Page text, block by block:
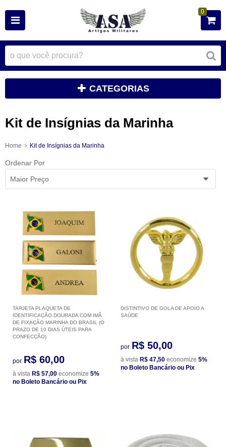
0
CATEGORIAS
Kit de Insígnias da Marinha
Home Kit de Insígnias da Marinha
Ordenar Por
Maior Preço
TARJETA PLAQUETA DE
IDENTIFICAÇÃO DOURADA COM IMÃ
DE FIXAÇÃO MARINHA DO BRASIL (O
PRAZO DE 10 DIAS ÙTEIS PARA
CONFECÇÃO)
por R$ 60,00
à vista R$ 57,00 economize 5%
no Boleto Bancário ou Pix
DISTINTIVO DE GOLA DE APOIO A
SAÚDE
por R$ 50,00
à vista R$ 47,50 economize 5%
no Boleto Bancário ou Pix